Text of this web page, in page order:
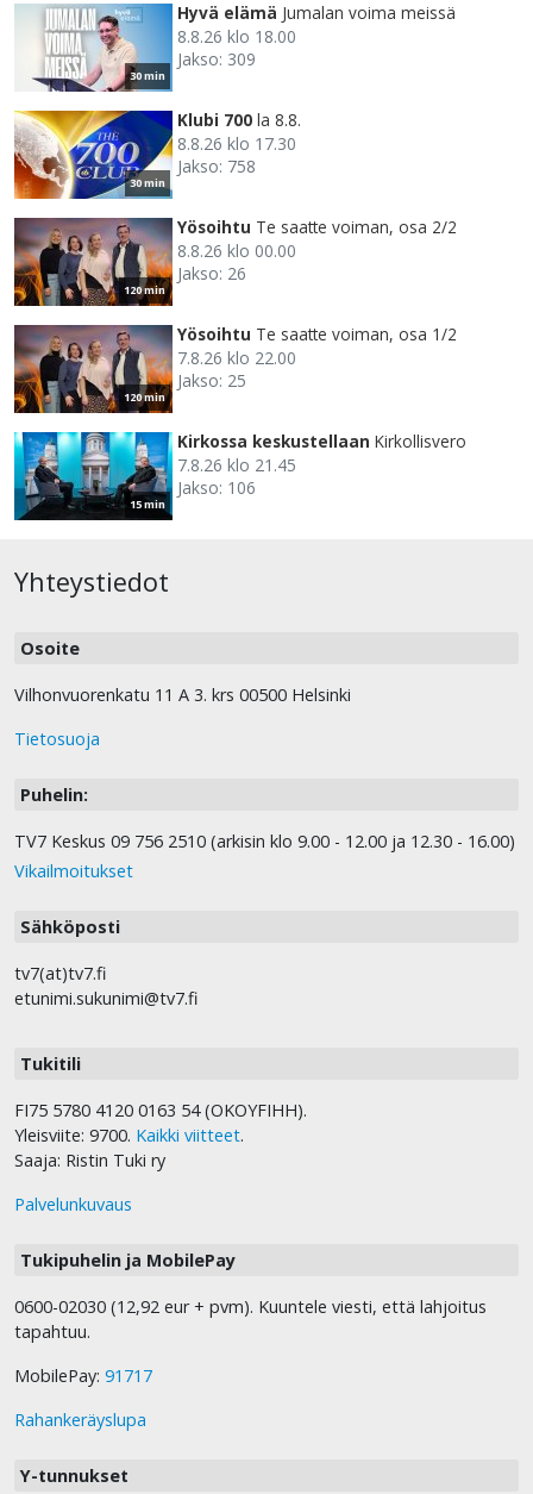
30 min
Hyvä elämä Jumalan voima meissä
8.8.26 klo 18.00
Jakso: 309
30 min
Klubi 700 la 8.8.
8.8.26 klo 17.30
Jakso: 758
120 min
Yösoihtu Te saatte voiman, osa 2/2
8.8.26 klo 00.00
Jakso: 26
120 min
Yösoihtu Te saatte voiman, osa 1/2
7.8.26 klo 22.00
Jakso: 25
15 min
Kirkossa keskustellaan Kirkollisvero
7.8.26 klo 21.45
Jakso: 106
Yhteystiedot
Osoite
Vilhonvuorenkatu 11 A 3. krs 00500 Helsinki
Tietosuoja
Puhelin:
TV7 Keskus 09 756 2510 (arkisin klo 9.00 - 12.00 ja 12.30 - 16.00)
Vikailmoitukset
Sähköposti
tv7(at)tv7.fi
etunimi.sukunimi@tv7.fi
Tukitili
FI75 5780 4120 0163 54 (OKOYFIHH).
Yleisviite: 9700. Kaikki viitteet.
Saaja: Ristin Tuki ry
Palvelunkuvaus
Tukipuhelin ja MobilePay
0600-02030 (12,92 eur + pvm). Kuuntele viesti, että lahjoitus
tapahtuu.
MobilePay: 91717
Rahankeräyslupa
Y-tunnukset